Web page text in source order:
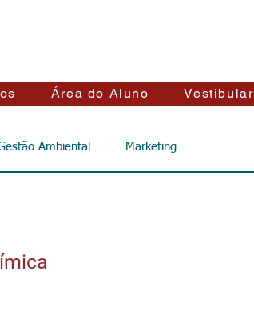
Área do Aluno Vestibular
Ambiental Marketing